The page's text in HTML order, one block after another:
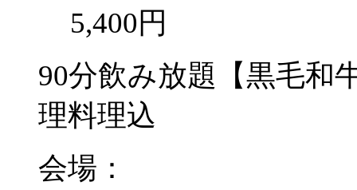
5,400円
90分飲み放題【黒毛和
理料理込
会場：